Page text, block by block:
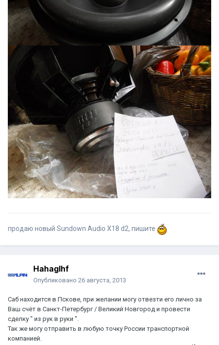
продаю новый Sundown Audio X18 d2, пишите
Hahaglhf
Опубликовано 26 августа, 2013
Саб находится в Пскове, при желании могу отвезти его лично за
Ваш счёт в Санкт-Петербург / Великий Новгород и провести
сделку " из рук в руки ".
Так же могу отправить в любую точку России транспортной
компанией.